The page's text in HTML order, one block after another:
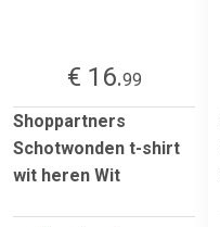
€ 16.99
Shoppartners
Schotwonden t-shirt
wit heren Wit